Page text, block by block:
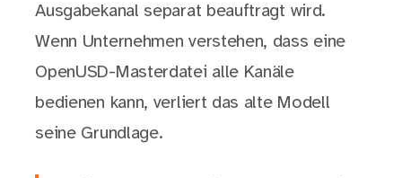
Ausgabekanal separat beauftragt wird.
Wenn Unternehmen verstehen, dass eine
OpenUSD-Masterdatei alle Kanäle
bedienen kann, verliert das alte Modell
seine Grundlage.